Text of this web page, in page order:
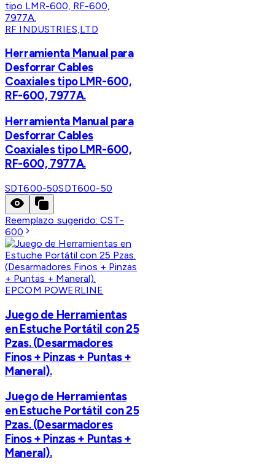
RF INDUSTRIES,LTD
Herramienta Manual para
Desforrar Cables
Coaxiales tipo LMR-600,
RF-600, 7977A.
Herramienta Manual para
Desforrar Cables
Coaxiales tipo LMR-600,
RF-600, 7977A.
SDT600-50SDT600-50
Reemplazo sugerido:CST-
600
EPCOM POWERLINE
Juego de Herramientas
en Estuche Portátil con 25
Pzas. (Desarmadores
Finos + Pinzas + Puntas +
Maneral).
Juego de Herramientas
en Estuche Portátil con 25
Pzas. (Desarmadores
Finos + Pinzas + Puntas +
Maneral).